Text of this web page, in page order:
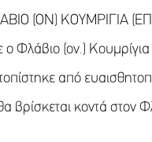
(ΟΝ) ΚΟΥΜΡΙΓΙΑ
Φλάβιο (ον.) Κουμρίγια
από
βρίσκεται κοντά στον